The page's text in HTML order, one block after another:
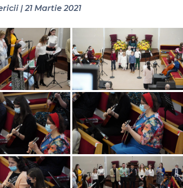
| 21 Martie 2021